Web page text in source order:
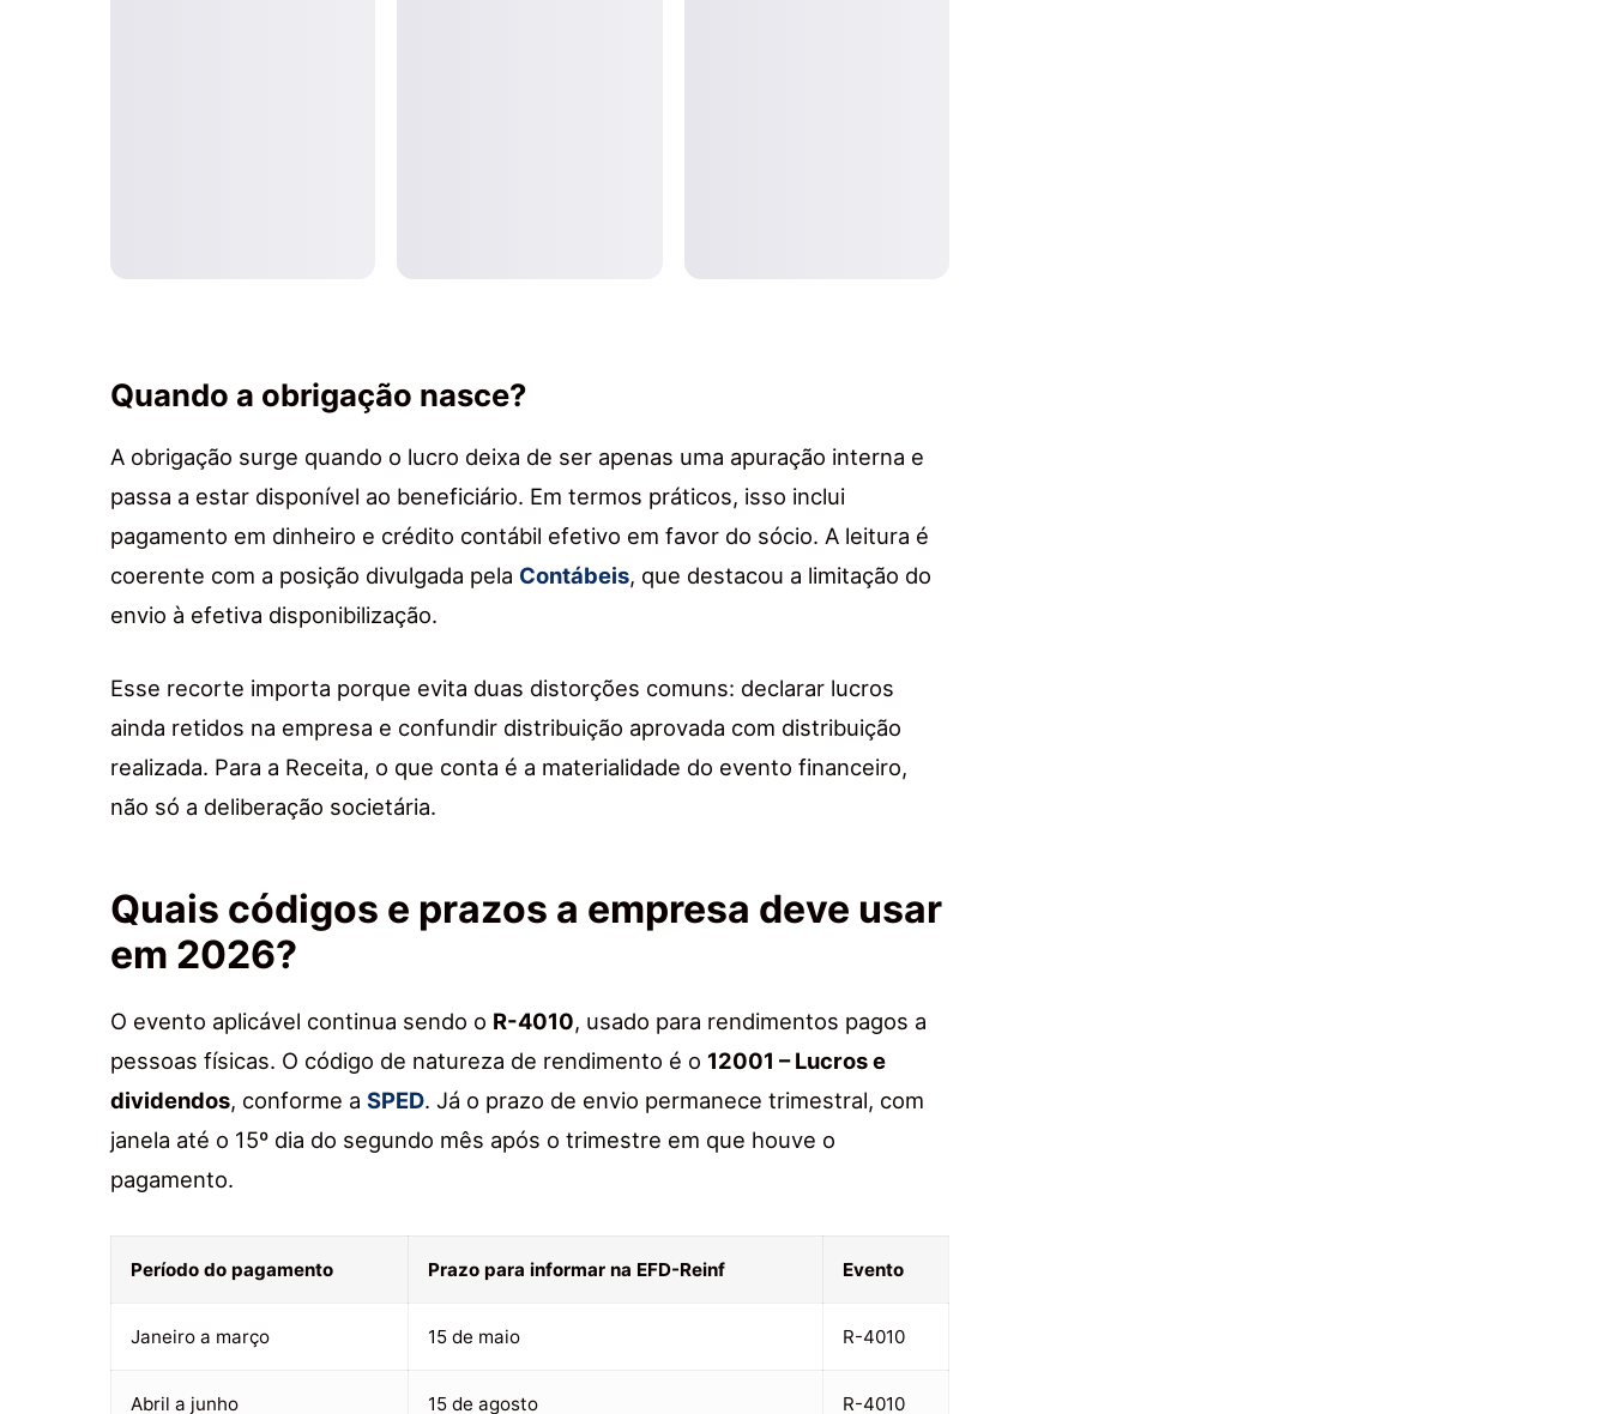
Quando a obrigação nasce?
A obrigação surge quando o lucro deixa de ser apenas uma apuração interna e
passa a estar disponível ao beneficiário. Em termos práticos, isso inclui
pagamento em dinheiro e crédito contábil efetivo em favor do sócio. A leitura é
coerente com a posição divulgada pela Contábeis, que destacou a limitação do
envio à efetiva disponibilização.
Esse recorte importa porque evita duas distorções comuns: declarar lucros
ainda retidos na empresa e confundir distribuição aprovada com distribuição
realizada. Para a Receita, o que conta é a materialidade do evento financeiro,
não só a deliberação societária.
Quais códigos e prazos a empresa deve usar
em 2026?
O evento aplicável continua sendo o R-4010, usado para rendimentos pagos a
pessoas físicas. O código de natureza de rendimento é o 12001 – Lucros e
dividendos, conforme a SPED. Já o prazo de envio permanece trimestral, com
janela até o 15º dia do segundo mês após o trimestre em que houve o
pagamento.
Período do pagamento Prazo para informar na EFD-Reinf Evento
Janeiro a março 15 de maio R-4010
Abril a junho 15 de agosto R-4010